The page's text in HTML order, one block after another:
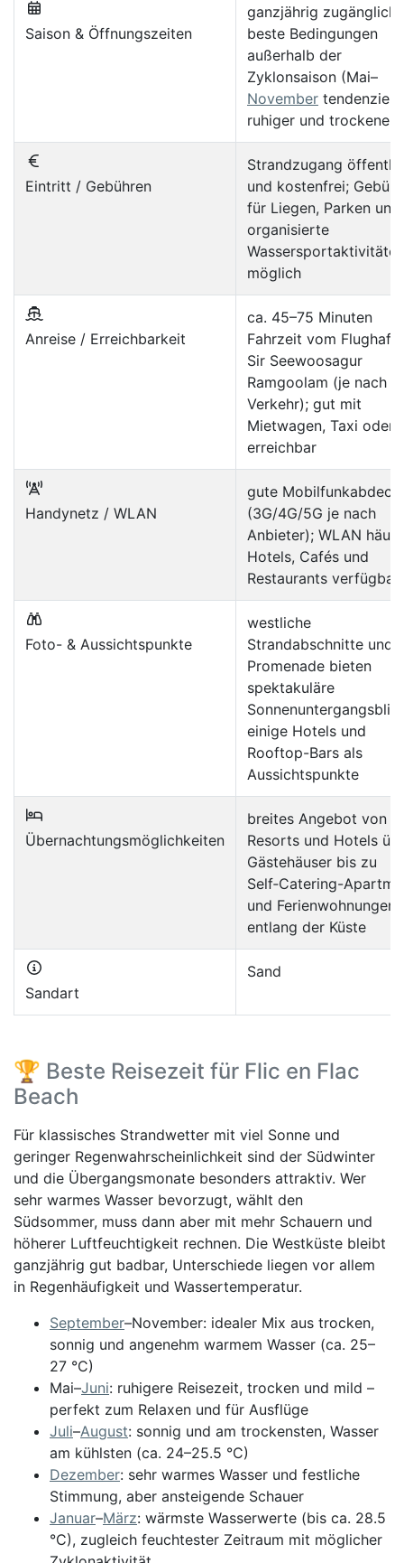
Saison & Öffnungszeiten
ganzjährig zugänglich;
beste Bedingungen
außerhalb der
Zyklonsaison (Mai–
November tendenziell
ruhiger und trockener)
Eintritt / Gebühren
Strandzugang
und kostenfrei;
für Liegen, Parken und
organisierte
Wassersportaktivitäten
möglich
Anreise / Erreichbarkeit
ca. 45–75 Minuten
Fahrzeit vom
Sir Seewoosagur
Ramgoolam (je nach
Verkehr); gut mit
Mietwagen, Taxi oder
erreichbar
Handynetz / WLAN
gute
(3G/4G/5G je nach
Anbieter); WLAN
Hotels, Cafés und
Restaurants verfügbar
Foto- & Aussichtspunkte
westliche
Strandabschnitte und
Promenade bieten
spektakuläre
einige Hotels und
Rooftop-Bars als
Aussichtspunkte
Übernachtungsmöglichkeiten
breites Angebot von
Resorts und Hotels
Gästehäuser bis zu
Self‑Catering-
und Ferienwohnungen
entlang der Küste
Sandart
Sand
🏆 Beste Reisezeit für Flic en Flac
Beach
Für klassisches Strandwetter mit viel Sonne und
geringer Regenwahrscheinlichkeit sind der Südwinter
und die Übergangsmonate besonders attraktiv. Wer
sehr warmes Wasser bevorzugt, wählt den
Südsommer, muss dann aber mit mehr Schauern und
höherer Luftfeuchtigkeit rechnen. Die Westküste bleibt
ganzjährig gut badbar, Unterschiede liegen vor allem
in Regenhäufigkeit und Wassertemperatur.
September–November: idealer Mix aus trocken,
sonnig und angenehm warmem Wasser (ca. 25–
27 °C)
Mai–Juni: ruhigere Reisezeit, trocken und mild –
perfekt zum Relaxen und für Ausflüge
Juli–August: sonnig und am trockensten, Wasser
am kühlsten (ca. 24–25.5 °C)
Dezember: sehr warmes Wasser und festliche
Stimmung, aber ansteigende Schauer
Januar–März: wärmste Wasserwerte (bis ca. 28.5
°C), zugleich feuchtester Zeitraum mit möglicher